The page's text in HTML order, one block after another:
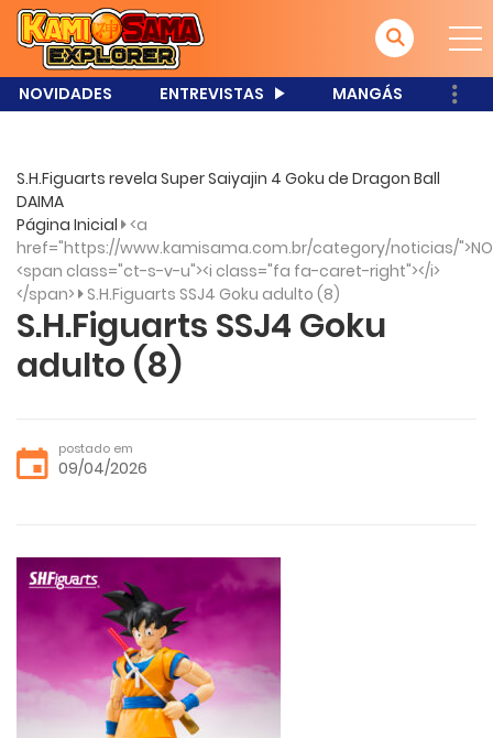
NOVIDADES ENTREVISTAS MANGÁS
S.H.Figuarts revela Super Saiyajin 4 Goku de Dragon Ball
DAIMA
Página Inicial <a
href="https://www.kamisama.com.br/category/noticias/
<span class="ct-s-v-u"><i class="fa fa-caret-right"></i>
</span> S.H.Figuarts SSJ4 Goku adulto (8)
S.H.Figuarts SSJ4 Goku
adulto (8)
postado em
09/04/2026